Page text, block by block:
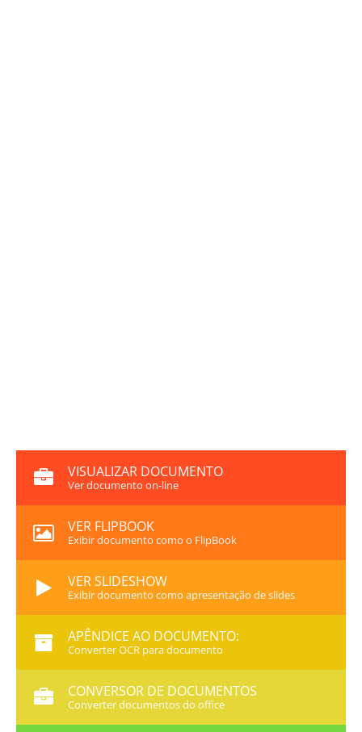
VISUALIZAR DOCUMENTO
Ver documento on-line
VER FLIPBOOK
Exibir documento como o FlipBook
VER SLIDESHOW
Exibir documento como apresentação de slides
APÊNDICE AO DOCUMENTO:
Converter OCR para documento
CONVERSOR DE DOCUMENTOS
Converter documentos do office